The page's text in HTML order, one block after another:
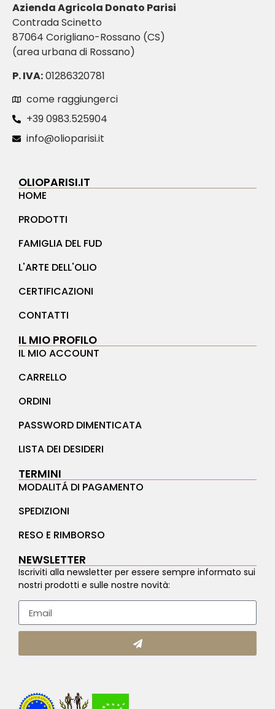
Azienda Agricola Donato Parisi
Contrada Scinetto
87064 Corigliano-Rossano (CS)
(area urbana di Rossano)
P. IVA:01286320781
come raggiungerci
+39 0983.525904
info@olioparisi.it
OLIOPARISI.IT
HOME
PRODOTTI
FAMIGLIA DEL FUD
L'ARTE DELL'OLIO
CERTIFICAZIONI
CONTATTI
IL MIO PROFILO
IL MIO ACCOUNT
CARRELLO
ORDINI
PASSWORD DIMENTICATA
LISTA DEI DESIDERI
TERMINI
MODALITÁ DI PAGAMENTO
SPEDIZIONI
RESO E RIMBORSO
NEWSLETTER
Iscriviti alla newsletter per essere sempre informato sui
nostri prodotti e sulle nostre novità: